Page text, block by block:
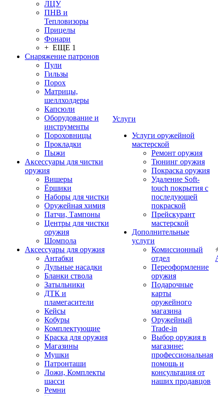
ЛЦУ
ПНВ и
Тепловизоры
Прицелы
Фонари
+ ЕЩЕ 1
Снаряжение патронов
Пули
Гильзы
Порох
Матрицы,
шеллхолдеры
Капсюли
Оборудование и
инструменты
Пороховницы
Прокладки
Пыжи
Аксессуары для чистки
оружия
Вишеры
Ёршики
Наборы для чистки
Оружейная химия
Патчи, Тампоны
Центры для чистки
оружия
Шомпола
Аксессуары для оружия
Антабки
Дульные насадки
Бланки ствола
Затыльники
ДТК и
пламегасители
Кейсы
Кобуры
Комплектующие
Краска для оружия
Магазины
Мушки
Патронташи
Ложи, Комплекты
шасси
Ремни
Услуги
Услуги оружейной
мастерской
Ремонт оружия
Тюнинг оружия
Покраска оружия
Удаление Soft-
touch покрытия с
последующей
покраской
Прейскурант
мастерской
Дополнительные
услуги
Комиссионный
отдел
Переоформление
оружия
Подарочные
карты
оружейного
магазина
Оружейный
Trade-in
Выбор оружия в
магазине:
профессиональная
помощь и
консультация от
наших продавцов